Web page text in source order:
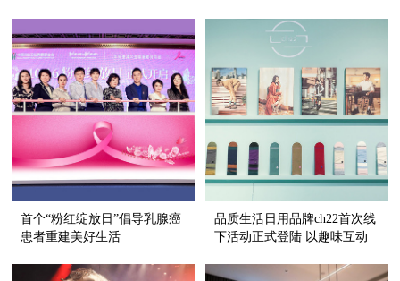
首个“粉红绽放日”倡导乳腺癌
患者重建美好生活
品质生活日用品牌ch22首次线
下活动正式登陆 以趣味互动
美学